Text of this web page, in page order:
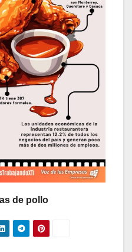
de pollo